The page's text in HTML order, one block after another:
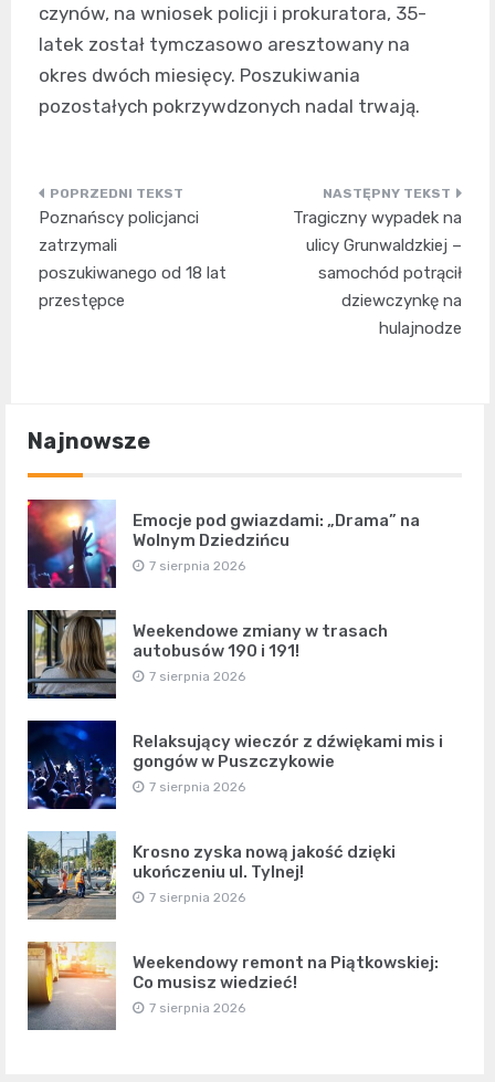
czynów, na wniosek policji i prokuratora, 35-
latek został tymczasowo aresztowany na
okres dwóch miesięcy. Poszukiwania
pozostałych pokrzywdzonych nadal trwają.
Nawigacja
wpisu
Poznańscy policjanci
zatrzymali
poszukiwanego od 18 lat
przestępce
Tragiczny wypadek na
ulicy Grunwaldzkiej –
samochód potrącił
dziewczynkę na
hulajnodze
Najnowsze
Emocje pod gwiazdami: „Drama” na
Wolnym Dziedzińcu
7 sierpnia 2026
Weekendowe zmiany w trasach
autobusów 190 i 191!
7 sierpnia 2026
Relaksujący wieczór z dźwiękami mis i
gongów w Puszczykowie
7 sierpnia 2026
Krosno zyska nową jakość dzięki
ukończeniu ul. Tylnej!
7 sierpnia 2026
Weekendowy remont na Piątkowskiej:
Co musisz wiedzieć!
7 sierpnia 2026